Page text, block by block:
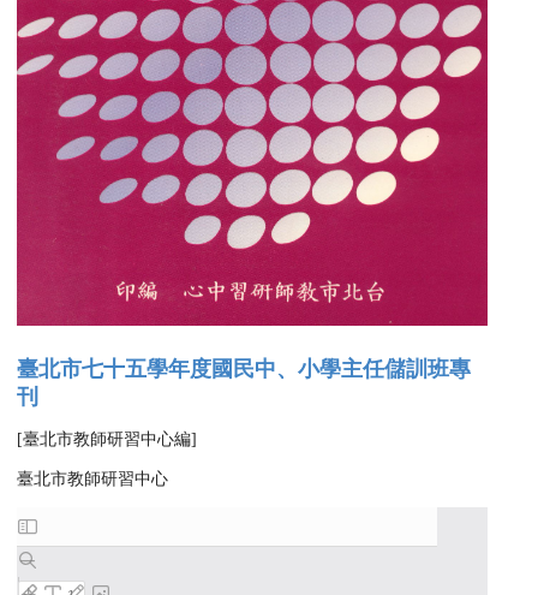
臺北市七十五學年度國民中、小學主任儲訓班專
刊
[臺北市教師研習中心編]
臺北市教師研習中心